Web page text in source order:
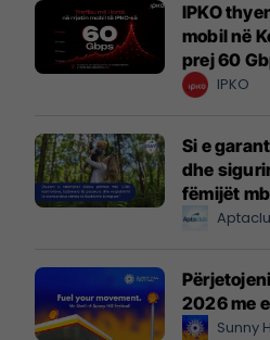
IPKO
mobil në
prej 60
IPKO
Si e
dhe
fëmijët
2026 me
Sunny